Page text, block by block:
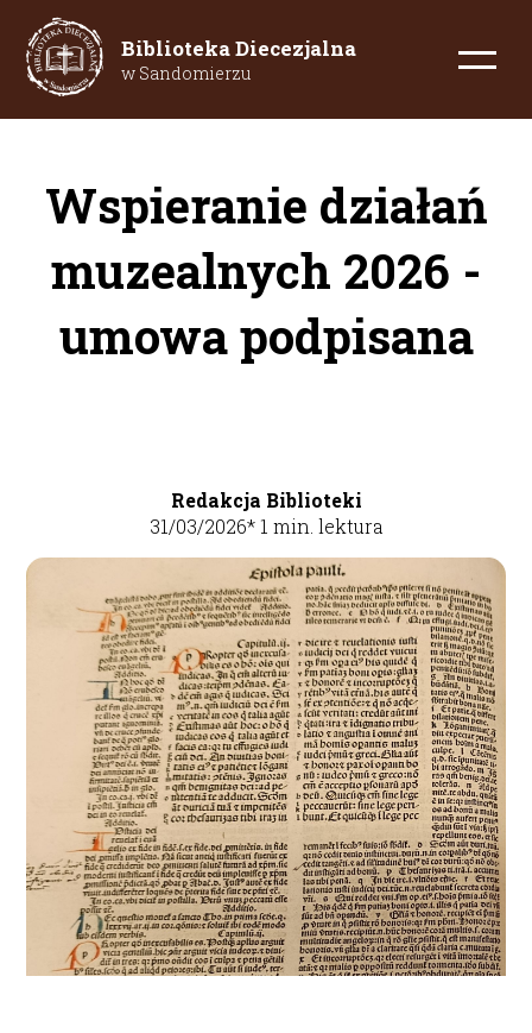
Biblioteka Diecezjalna
w Sandomierzu
Wspieranie działań
muzealnych 2026 -
umowa podpisana
Redakcja Biblioteki
31/03/2026* 1 min. lektura